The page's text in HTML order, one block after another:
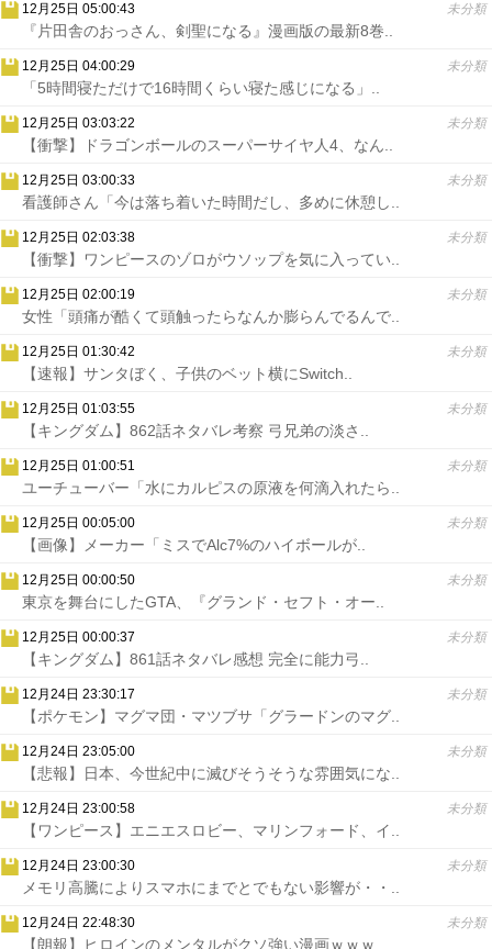
12月25日 05:00:43 未分類
『片田舎のおっさん、剣聖になる』漫画版の最新8巻..
12月25日 04:00:29 未分類
「5時間寝ただけで16時間くらい寝た感じになる」..
12月25日 03:03:22 未分類
【衝撃】ドラゴンボールのスーパーサイヤ人4、なん..
12月25日 03:00:33 未分類
看護師さん「今は落ち着いた時間だし、多めに休憩し..
12月25日 02:03:38 未分類
【衝撃】ワンピースのゾロがウソップを気に入ってい..
12月25日 02:00:19 未分類
女性「頭痛が酷くて頭触ったらなんか膨らんでるんで..
12月25日 01:30:42 未分類
【速報】サンタぼく、子供のベット横にSwitch..
12月25日 01:03:55 未分類
【キングダム】862話ネタバレ考察 弓兄弟の淡さ..
12月25日 01:00:51 未分類
ユーチューバー「水にカルピスの原液を何滴入れたら..
12月25日 00:05:00 未分類
【画像】メーカー「ミスでAlc7%のハイボールが..
12月25日 00:00:50 未分類
東京を舞台にしたGTA、『グランド・セフト・オー..
12月25日 00:00:37 未分類
【キングダム】861話ネタバレ感想 完全に能力弓..
12月24日 23:30:17 未分類
【ポケモン】マグマ団・マツブサ「グラードンのマグ..
12月24日 23:05:00 未分類
【悲報】日本、今世紀中に滅びそうそうな雰囲気にな..
12月24日 23:00:58 未分類
【ワンピース】エニエスロビー、マリンフォード、イ..
12月24日 23:00:30 未分類
メモリ高騰によりスマホにまでとでもない影響が・・..
12月24日 22:48:30 未分類
【朗報】ヒロインのメンタルがクソ強い漫画ｗｗｗ..